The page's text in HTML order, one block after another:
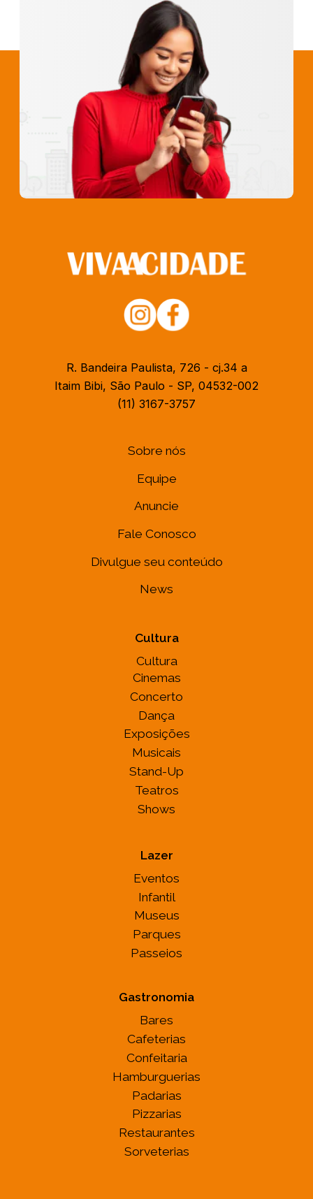
R. Bandeira Paulista, 726 - cj.34 a
Itaim Bibi, São Paulo - SP, 04532-002
(11) 3167-3757
Sobre nós
Equipe
Anuncie
Fale Conosco
Divulgue seu conteúdo
News
Cultura
Cultura
Cinemas
Concerto
Dança
Exposições
Musicais
Stand-Up
Teatros
Shows
Lazer
Eventos
Infantil
Museus
Parques
Passeios
Gastronomia
Bares
Cafeterias
Confeitaria
Hamburguerias
Padarias
Pizzarias
Restaurantes
Sorveterias